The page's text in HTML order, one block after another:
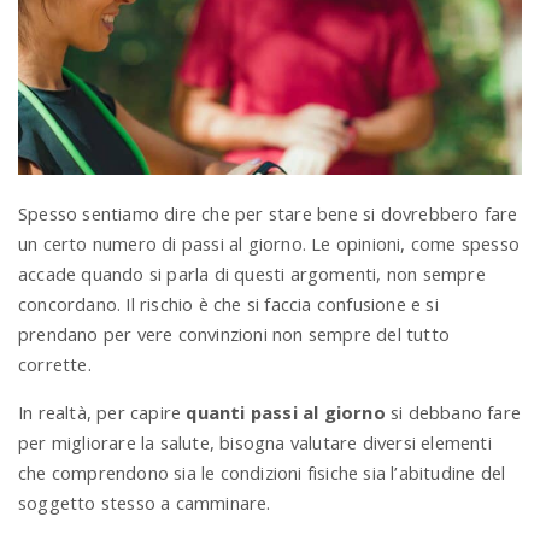
a
v
i
g
a
Spesso sentiamo dire che per stare bene si dovrebbero fare
un certo numero di passi al giorno. Le opinioni, come spesso
accade quando si parla di questi argomenti, non sempre
concordano. Il rischio è che si faccia confusione e si
prendano per vere convinzioni non sempre del tutto
corrette.
In realtà, per capire quanti passi al giorno si debbano fare
per migliorare la salute, bisogna valutare diversi elementi
che comprendono sia le condizioni fisiche sia l’abitudine del
soggetto stesso a camminare.